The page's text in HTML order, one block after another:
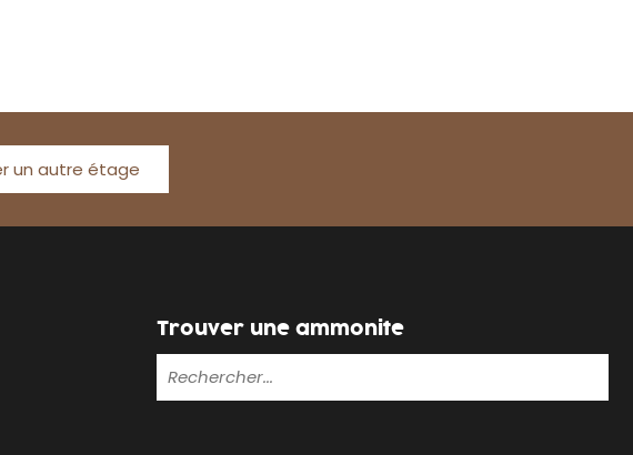
un autre étage
Trouver une ammonite